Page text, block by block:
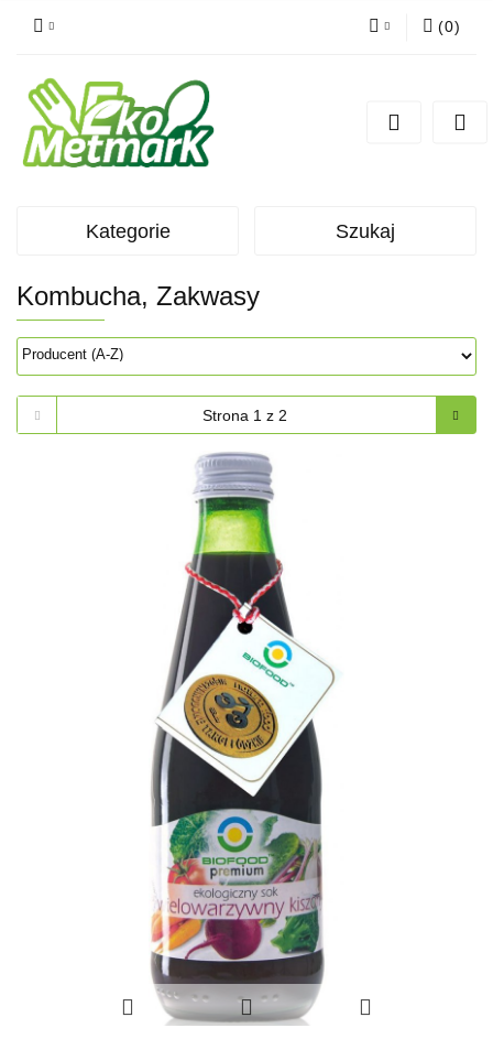
Zarejestruj się
(0)
Kategorie Szukaj
Kombucha, Zakwasy